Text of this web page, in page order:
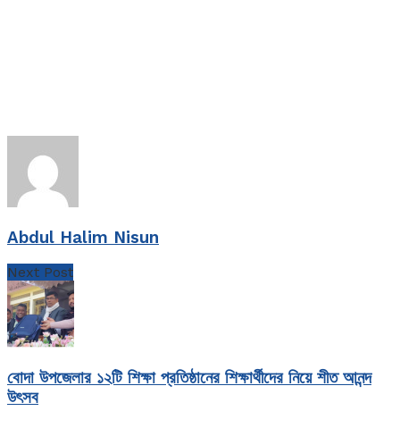
Abdul Halim Nisun
Next Post
বোদা উপজেলার ১২টি শিক্ষা প্রতিষ্ঠানের শিক্ষার্থীদের নিয়ে শীত আনন্দ
উৎসব